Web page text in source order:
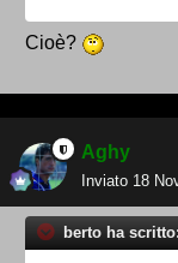
Cioè?
Aghy
Inviato 18
berto ha scritto: